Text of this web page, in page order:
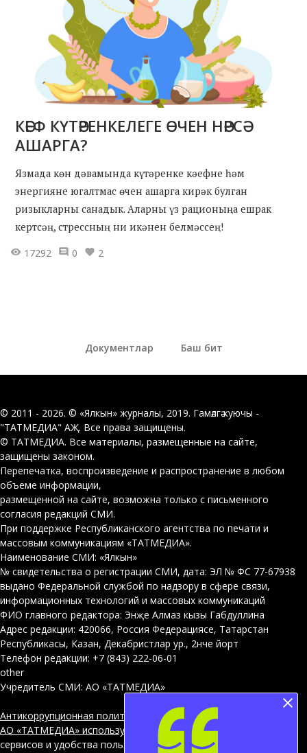
КӘЕФ КҮТӘРЕНКЕЛЕГЕ ӨЧЕН НӘРСӘ
АШАРГА?
Язмада көн дәвамында күтәренке кәефне һәм
энергияне югалтмас өчен ашарга кирәк булган
ризыкларны санадык. Аларны үз рационыңа ешрак
кертсәң, стрессның ни икәнен белмәссең!
17292
0 2
Документлар Баш бит
© 2011 - 2026. © «Ялкын» журналы, 2019. Гамәлгә куючы -
"ТАТМЕДИА" АҖ. Все права защищены.
© ТАТМЕДИА. Все материалы, размещенные на сайте,
защищены законом.
Перепечатка, воспроизведение и распространение в любом
объеме информации,
размещенной на сайте, возможна только с письменного
согласия редакций СМИ.
При поддержке Республиканского агентства по печати и
массовым коммуникациям «ТАТМЕДИА».
Наименование СМИ: «Ялкын»
№ свидетельства о регистрации СМИ, дата: ЭЛ № ФС 77-67938
выдано Федеральной службой по надзору в сфере связи,
информационных технологий и массовых коммуникаций
ФИО главного редактора: Энҗе Алмаз кызы Габдуллина
Адрес редакции: 420066, Россия Федерациясе, Татарстан
Республикасы, Казан, Декабристлар ур., 2нче йорт
Телефон редакции: +7 (843) 222-06-01
other
Учредитель СМИ: АО «ТАТМЕДИА»
Антикоррупционная политика
АО «ТАТМЕДИА» использует «cookie»для персонализации
сервисов и удобства пользователей сайтом. Использование